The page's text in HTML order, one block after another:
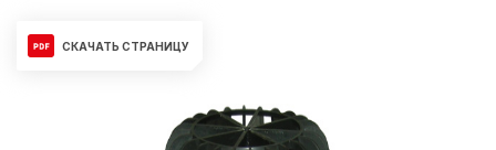
СКАЧАТЬ СТРАНИЦУ